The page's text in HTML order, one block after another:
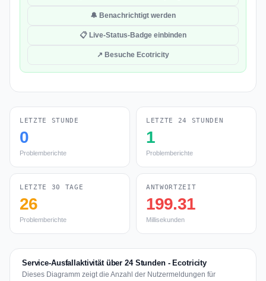
🔔 Benachrichtigt werden
📋 Live-Status-Badge einbinden
↗ Besuche Ecotricity
LETZTE STUNDE
0
Problemberichte
LETZTE 24 STUNDEN
1
Problemberichte
LETZTE 30 TAGE
26
Problemberichte
ANTWORTZEIT
199.31
Millisekunden
Service-Ausfallaktivität über 24 Stunden - Ecotricity
Dieses Diagramm zeigt die Anzahl der Nutzermeldungen für